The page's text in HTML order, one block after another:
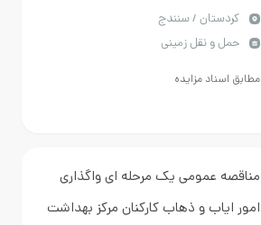
های مرکزی و شمال غرب سنندج
كردستان / سنندج
حمل و نقل زمینی
مطابق اسناد مزایده
مناقصه عمومی یک مرحله ای واگذاری
امور ایاب و ذهاب کارکنان مرکز بهداشت